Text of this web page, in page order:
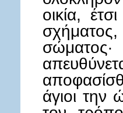
οικία,
άγιοι την